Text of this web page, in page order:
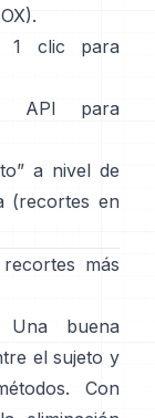
1 clic para
API para
” a nivel de
(recortes en
más
Una buena
el sujeto y
Con